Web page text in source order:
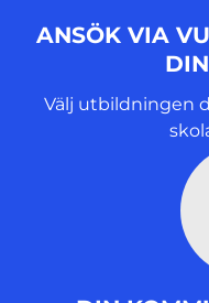
ANSÖK VIA
Välj utbildningen